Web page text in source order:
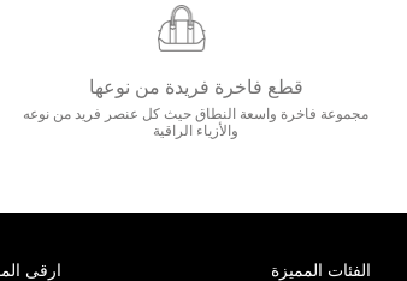
قطع فاخرة فريدة من نوعها
مجموعة فاخرة واسعة النطاق حيث كل عنصر فريد من نوعه
والأزياء الراقية
الفئات المميزة
ارقى